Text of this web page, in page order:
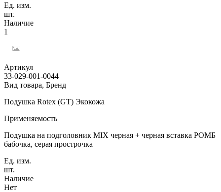
Ед. изм.
шт.
Наличие
1
Артикул
33-029-001-0044
Вид товара, Бренд
Подушка Rotex (GT) Экокожа
Применяемость
Подушка на подголовник MIX черная + черная вставка РОМБ
бабочка, серая прострочка
Ед. изм.
шт.
Наличие
Нет